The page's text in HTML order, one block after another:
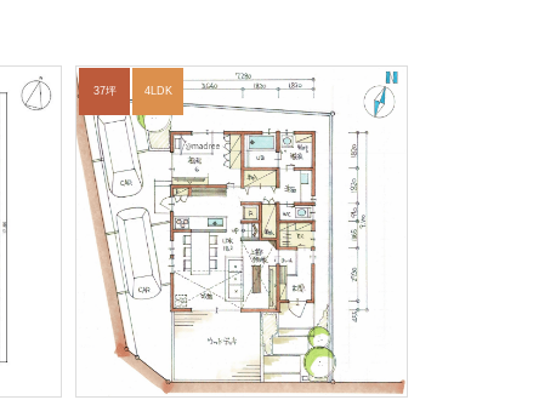
37坪 4LDK